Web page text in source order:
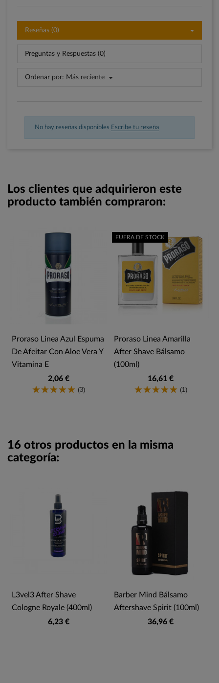
Reseñas (0)
Preguntas y Respuestas (0)
Ordenar por: Más reciente
No hay reseñas disponibles Escribe tu reseña
Los clientes que adquirieron este
producto también compraron:
Proraso Linea Azul Espuma
De Afeitar Con Aloe Vera Y
Vitamina E
2,06 €
(3)
Proraso Linea Amarilla
After Shave Bálsamo
(100ml)
16,61 €
(1)
FUERA DE STOCK
16 otros productos en la misma
categoría:
L3vel3 After Shave
Cologne Royale (400ml)
6,23 €
Barber Mind Bálsamo
Aftershave Spirit (100ml)
36,96 €